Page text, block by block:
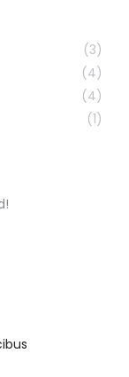
(3)
(4)
(4)
(1)